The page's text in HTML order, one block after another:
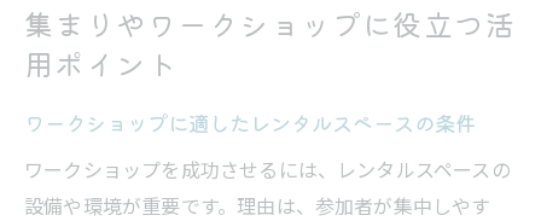
集まりやワークショップに役立つ活
用ポイント
ワークショップに適したレンタルスペースの条件
ワークショップを成功させるには、レンタルスペースの
設備や環境が重要です。理由は、参加者が集中しやす